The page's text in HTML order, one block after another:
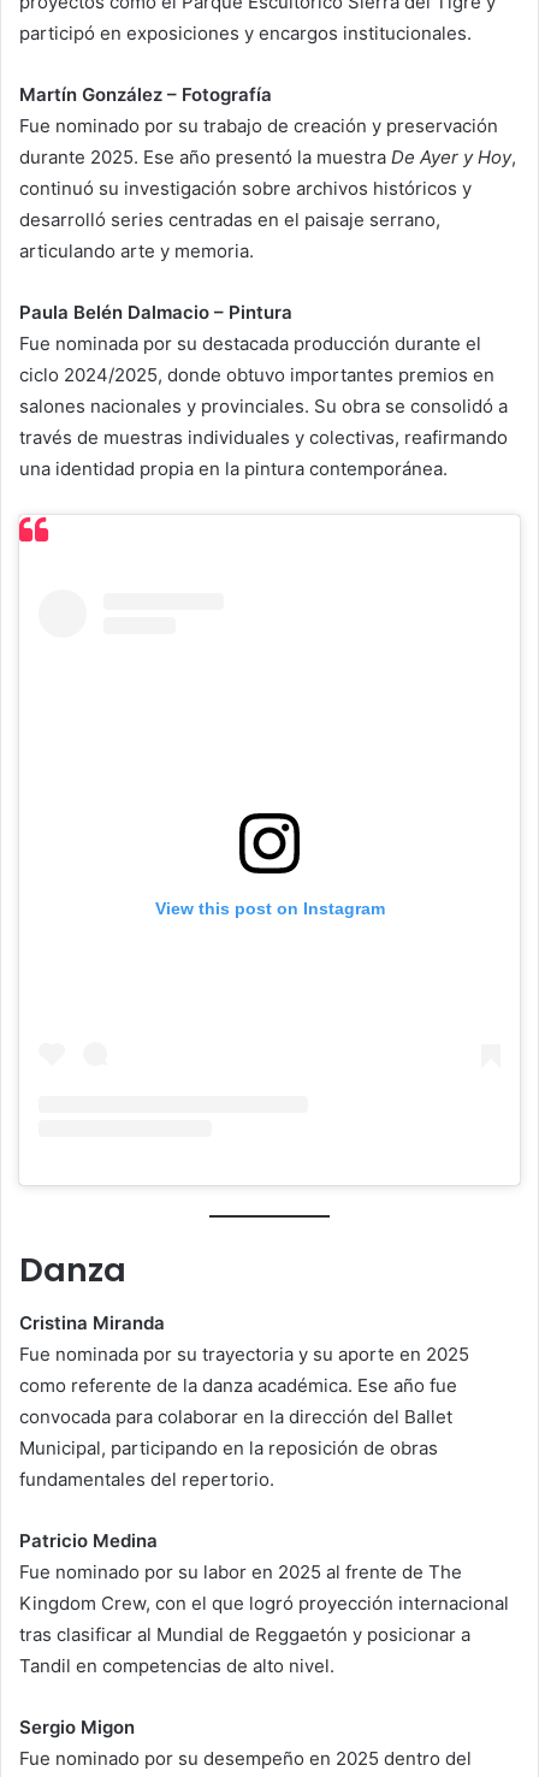
participó en exposiciones y encargos institucionales.
Martín González – Fotografía
Fue nominado por su trabajo de creación y preservación
durante 2025. Ese año presentó la muestra De Ayer y Hoy,
continuó su investigación sobre archivos históricos y
desarrolló series centradas en el paisaje serrano,
articulando arte y memoria.
Paula Belén Dalmacio – Pintura
Fue nominada por su destacada producción durante el
ciclo 2024/2025, donde obtuvo importantes premios en
salones nacionales y provinciales. Su obra se consolidó a
través de muestras individuales y colectivas, reafirmando
una identidad propia en la pintura contemporánea.
View this post on Instagram
Danza
Cristina Miranda
Fue nominada por su trayectoria y su aporte en 2025
como referente de la danza académica. Ese año fue
convocada para colaborar en la dirección del Ballet
Municipal, participando en la reposición de obras
fundamentales del repertorio.
Patricio Medina
Fue nominado por su labor en 2025 al frente de The
Kingdom Crew, con el que logró proyección internacional
tras clasificar al Mundial de Reggaetón y posicionar a
Tandil en competencias de alto nivel.
Sergio Migon
Fue nominado por su desempeño en 2025 dentro del